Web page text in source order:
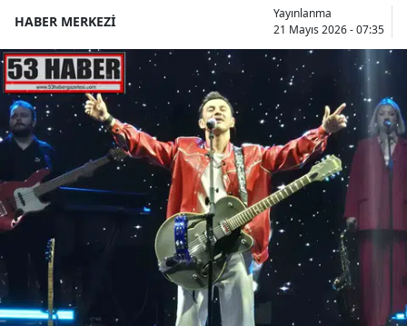
HABER MERKEZİ
Yayınlanma
21 Mayıs 2026 - 07:35